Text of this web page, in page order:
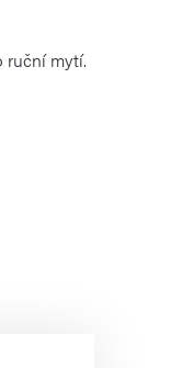
ruční mytí.